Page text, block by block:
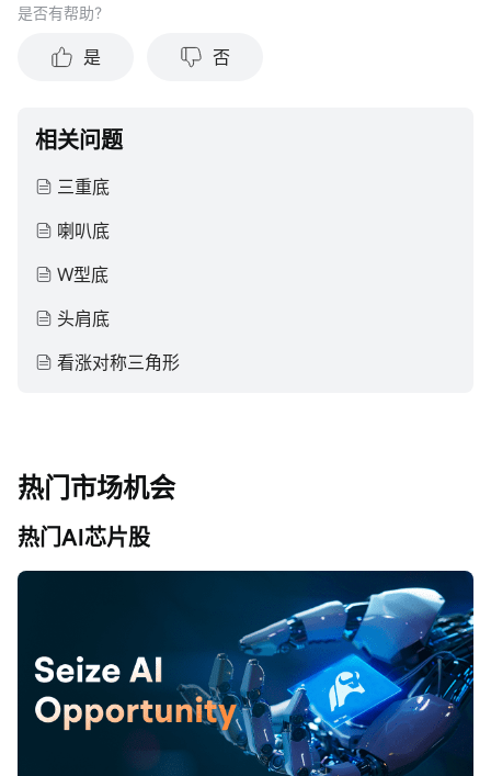
结果。投资涉及风险和损失本金的可能性。moomoo对上述内
任何陈述或保证。
是否有帮助？
是 否
相关问题
三重底
喇叭底
W型底
头肩底
看涨对称三角形
热门市场机会
热门AI芯片股